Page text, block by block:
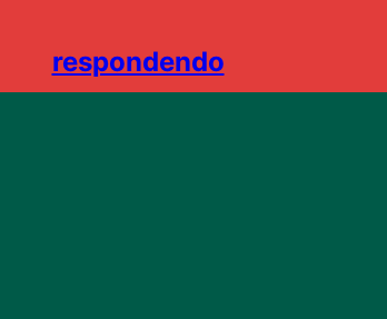
respondendo